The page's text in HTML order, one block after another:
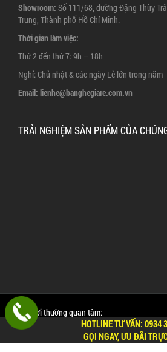
Showroom: Số 111/68, đường Đặng Thùy
Trung, Thành phố Hồ Chí Minh.
Thời gian làm việc:
Thứ 2 đến thứ 7: 9h – 18h
Nghỉ: Chủ nhật & các ngày Lễ lớn trong năm
Email: lienhe@banghegiare.com.vn
TRẢI NGHIỆM SẢN PHẨM CỦA
Mọi người thường quan tâm:
Các bài viết hữu ích về bàn ghế quán dành
HOTLINE TƯ VẤN: 0934
GỌI NGAY, ƯU ĐÃI